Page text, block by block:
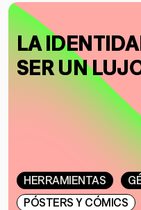
LA
SER UN
HERRAMIENTAS
PÓSTERS Y CÓMICS